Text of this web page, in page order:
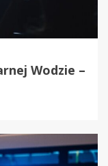
Wodzie –